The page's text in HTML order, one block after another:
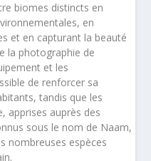
biomes distincts en
en
et en capturant la beauté
la photographie de
et les
de renforcer sa
tandis que les
apprises auprès des
sous le nom de Naam,
nombreuses espèces